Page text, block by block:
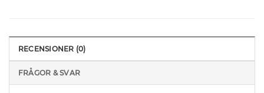
RECENSIONER (0)
FRÅGOR & SVAR